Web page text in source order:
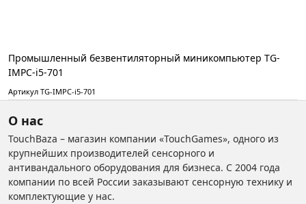
Промышленный безвентиляторный миникомпьютер TG-
IMPC-i5-701
Артикул TG-IMPC-i5-701
О нас
TouchBaza – магазин компании «TouchGames», одного из
крупнейших производителей сенсорного и
антивандального оборудования для бизнеса. С 2004 года
компании по всей России заказывают сенсорную технику и
комплектующие у нас.